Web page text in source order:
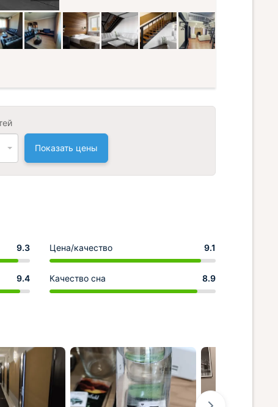
Показать цены
9.3 Цена/качество 9.1
9.4 Качество сна 8.9